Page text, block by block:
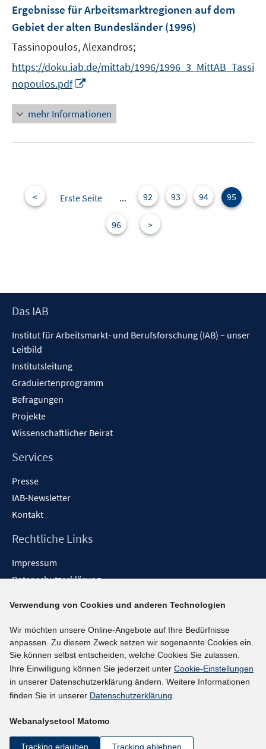
Ergebnisse für Arbeitsmarktregionen auf dem
Gebiet der alten Bundesländer (1996)
Tassinopoulos, Alexandros;
https://doku.iab.de/mittab/1996/1996_3_MittAB_Tassi
nopoulos.pdf
n
e
u
e
f
e
mehr Informationen
< Erste Seite ... 92 93 94 95
96 >
Footer
Das IAB
Institut für Arbeitsmarkt- und Berufsforschung (IAB) – unser
Leitbild
Institutsleitung
Graduiertenprogramm
Befragungen
Projekte
Wissenschaftlicher Beirat
Services
Presse
IAB-Newsletter
Kontakt
Rechtliche Links
Impressum
Datenschutzerklärung
Barrieren melden
Social-Media-Kanäle
BlueSky
YouTube
LinkedIn
kununu
Netiquette
Verwendung von Cookies und anderen Technologien
Wir möchten unsere Online-Angebote auf Ihre Bedürfnisse
anpassen. Zu diesem Zweck setzen wir sogenannte Cookies ein.
Sie können selbst entscheiden, welche Cookies Sie zulassen.
Ihre Einwilligung können Sie jederzeit unter Cookie-Einstellungen
in unserer Datenschutzerklärung ändern. Weitere Informationen
finden Sie in unserer Datenschutzerklärung.
Webanalysetool Matomo
Tracking erlauben Tracking ablehnen